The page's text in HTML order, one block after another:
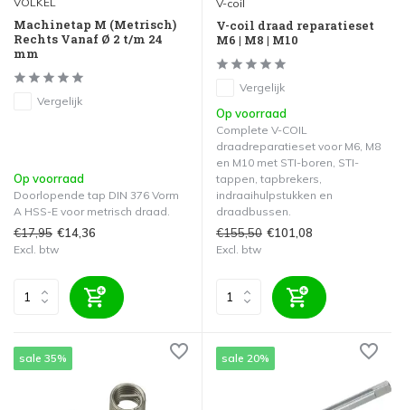
Machinetap M (Metrisch)
Rechts Vanaf Ø 2 t/m 24
mm
Vergelijk
Op voorraad
Doorlopende tap DIN 376 Vorm
A HSS-E voor metrisch draad.
€17,95 €14,36
Excl. btw
V-coil
V-coil draad reparatieset
M6 | M8 | M10
Vergelijk
Op voorraad
Complete V-COIL
draadreparatieset voor M6, M8
en M10 met STI-boren, STI-
tappen, tapbrekers,
indraaihulpstukken en
draadbussen.
€155,50 €101,08
Excl. btw
sale 35% sale 20%